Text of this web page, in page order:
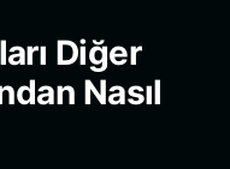
Diğer
Nasıl